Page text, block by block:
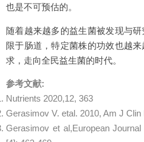
也是不可预估的。
随着越来越多的益生菌被发现与
限于肠道，特定菌株的功效也越
求，走向全民益生菌的时代。
参考文献:
Nutrients 2020,12, 363
Gerasimov V. etal. 2010, Am J Clin
Gerasimov et al,European